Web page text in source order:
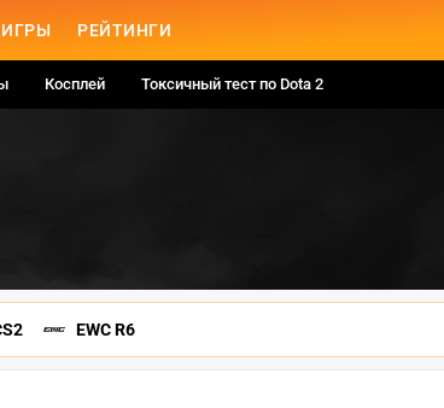
ИГРЫ РЕЙТИНГИ
Косплей Токсичный тест по Dota 2
EWC R6